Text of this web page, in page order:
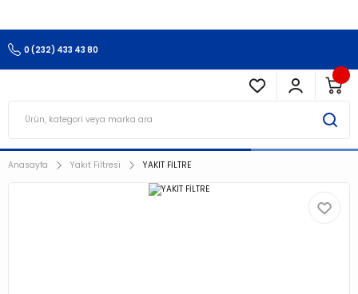
0 (232) 433 43 80
Anasayfa Yakıt Filtresi YAKIT FİLTRE